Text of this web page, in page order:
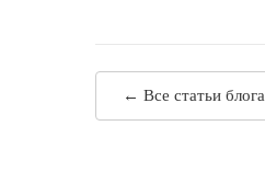
← Все статьи блога